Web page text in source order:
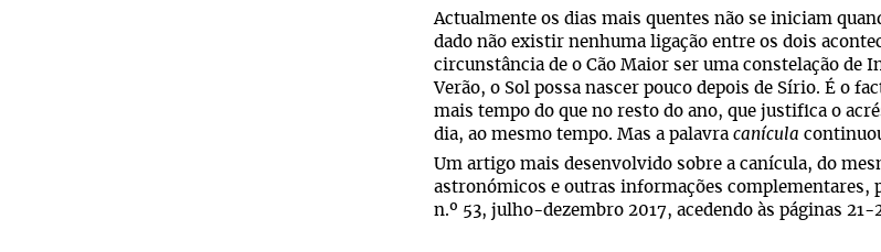
Actualmente os dias mais quentes não se iniciam
dado não existir nenhuma ligação entre os dois
circunstância de o Cão Maior ser uma constelação
Verão, o Sol possa nascer pouco depois de Sírio. É o
mais tempo do que no resto do ano, que justifica o
dia, ao mesmo tempo. Mas a palavra canícula
Um artigo mais desenvolvido sobre a canícula, do
astronómicos e outras informações complementares,
n.º 53, julho-dezembro 2017, acedendo às páginas 21-